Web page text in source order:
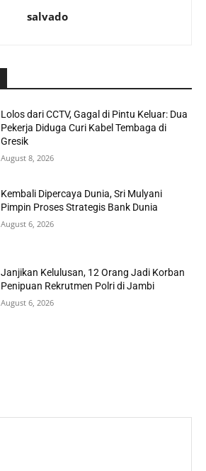
salvado
Lolos dari CCTV, Gagal di Pintu Keluar: Dua
Pekerja Diduga Curi Kabel Tembaga di
Gresik
August 8, 2026
Kembali Dipercaya Dunia, Sri Mulyani
Pimpin Proses Strategis Bank Dunia
August 6, 2026
Janjikan Kelulusan, 12 Orang Jadi Korban
Penipuan Rekrutmen Polri di Jambi
August 6, 2026